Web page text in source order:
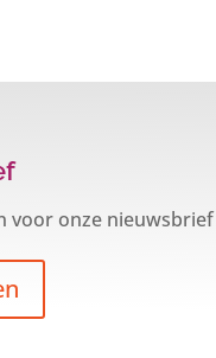
voor onze nieuwsbrief